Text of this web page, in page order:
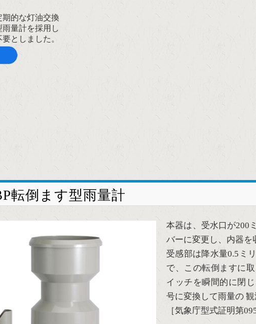
的な灯油交換
量計を採用し
としました。
転倒ます型雨量計
本器は、受水口が200
バーに変更し、内器を
受感部は降水量0.5ミ
で、この転倒ますに
イッチを瞬間的に閉
号に変換して雨量の 観
［気象庁型式証明第